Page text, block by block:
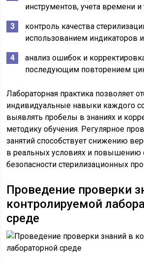
инструментов, учета времени
контроль качества
использованием индикаторов
анализ ошибок и
последующим повторением
Лабораторная практика позволяет
индивидуальные навыки каждого
выявлять пробелы в знаниях и
методику обучения. Регулярное
занятий способствует снижению
в реальных условиях и повышению
безопасности стерилизационных
Проведение проверки
контролируемой
среде